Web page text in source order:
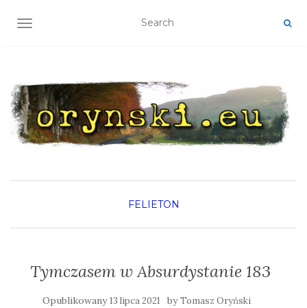
TOGGLE NAVIGATION
FELIETON
Tymczasem w Absurdystanie 183
Opublikowany13 lipca 2021 byTomasz Oryński